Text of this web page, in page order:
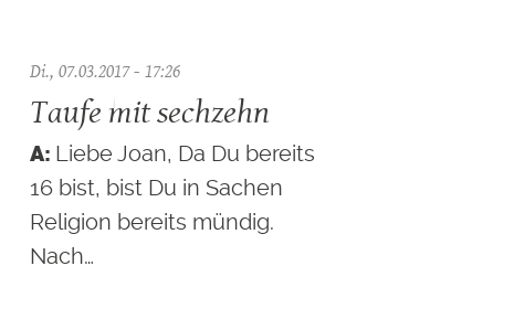
Di., 07.03.2017 - 17:26
Taufe mit sechzehn
Liebe Joan, Da Du bereits
16 bist, bist Du in Sachen
Religion bereits mündig.
Nach…